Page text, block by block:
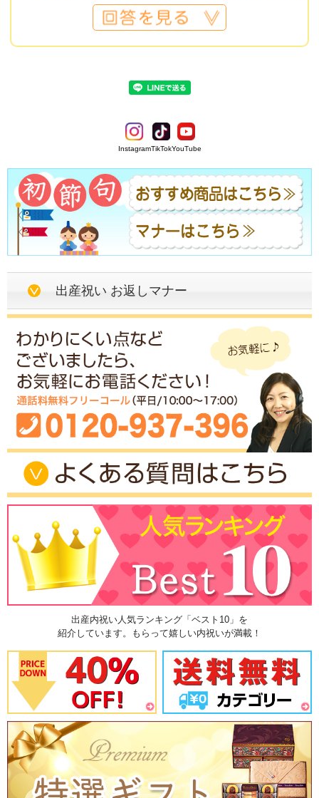
InstagramTikTokYouTube
出産祝い お返しマナー
出産内祝い人気ランキング「ベスト10」を
紹介しています。もらって嬉しい内祝いが満載！